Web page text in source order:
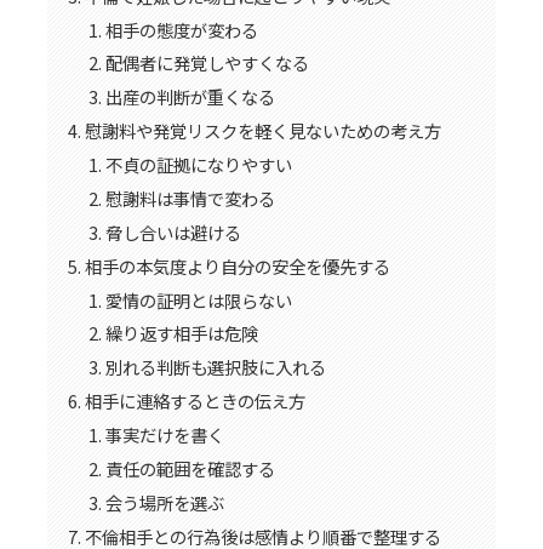
相手の態度が変わる
配偶者に発覚しやすくなる
出産の判断が重くなる
慰謝料や発覚リスクを軽く見ないための考え方
不貞の証拠になりやすい
慰謝料は事情で変わる
脅し合いは避ける
相手の本気度より自分の安全を優先する
愛情の証明とは限らない
繰り返す相手は危険
別れる判断も選択肢に入れる
相手に連絡するときの伝え方
事実だけを書く
責任の範囲を確認する
会う場所を選ぶ
不倫相手との行為後は感情より順番で整理する